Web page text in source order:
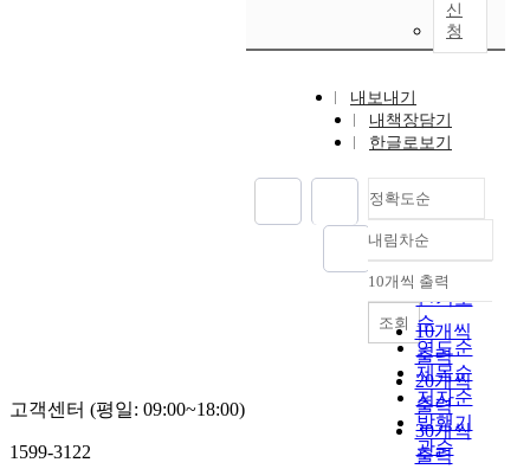
신
청
내보내기
내책장담기
한글로보기
정확도순
정확도
순
인기도
순
연도순
제목순
저자순
발행기
관순
내림차순
내림차순
10개씩 출력
10개씩
출력
20개씩
출력
30개씩
출력
조회
고객센터 (평일: 09:00~18:00)
1599-3122